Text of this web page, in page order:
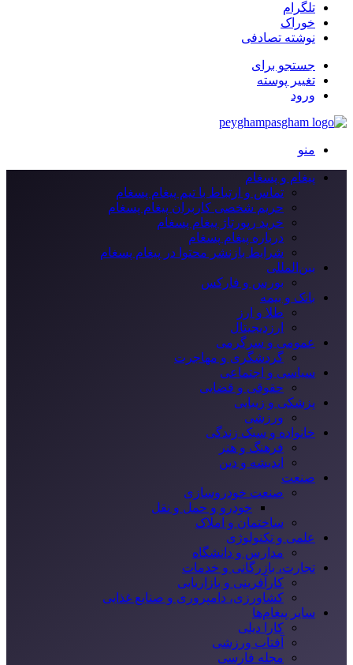
تلگرام
خوراک
نوشته تصادفی
جستجو برای
تغییر پوسته
ورود
منو
پیغام و پسغام
تماس و ارتباط با تیم پیغام پسغام
حریم شخصی کاربران پیغام پسغام
خرید رپورتاژ پیغام پسغام
درباره پیغام پسغام
شرایط بازنشر محتوا در پیغام پسغام
بین‌المللی
بورس و فارکس
بانک و بیمه
طلا و ارز
ارزدیجیتال
عمومی و سرگرمی
گردشگری و مهاجرت
سیاسی و اجتماعی
حقوقی و قضایی
پزشکی و زیبایی
ورزشی
خانواده و سبک زندگی
فرهنگ و هنر
اندیشه و دین
صنعت
صنعت خودروسازی
خودرو و حمل و نقل
ساختمان و املاک
علمی و تکنولوژی
مدارس و دانشگاه
تجارت، بازرگانی و خدمات
کارآفرینی و بازاریابی
کشاورزی، دامپروری و صنایع غذایی
سایر پیغام‌ها
کارا دیلی
آفتاب ورزشی
مجله فارسی